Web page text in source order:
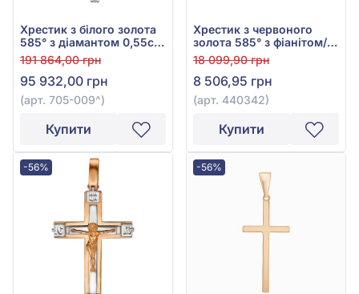
Хрестик з білого золота
585° з діамантом 0,55ct,
арт. 705-009
191 864,00 грн
95 932,00 грн
(арт. 705-009^)
Купити
Хрестик з червоного
золота 585° з фіанітом/
куб.цирконієм, арт.
440342
18 099,90 грн
8 506,95 грн
(арт. 440342)
Купити
-56% -56%